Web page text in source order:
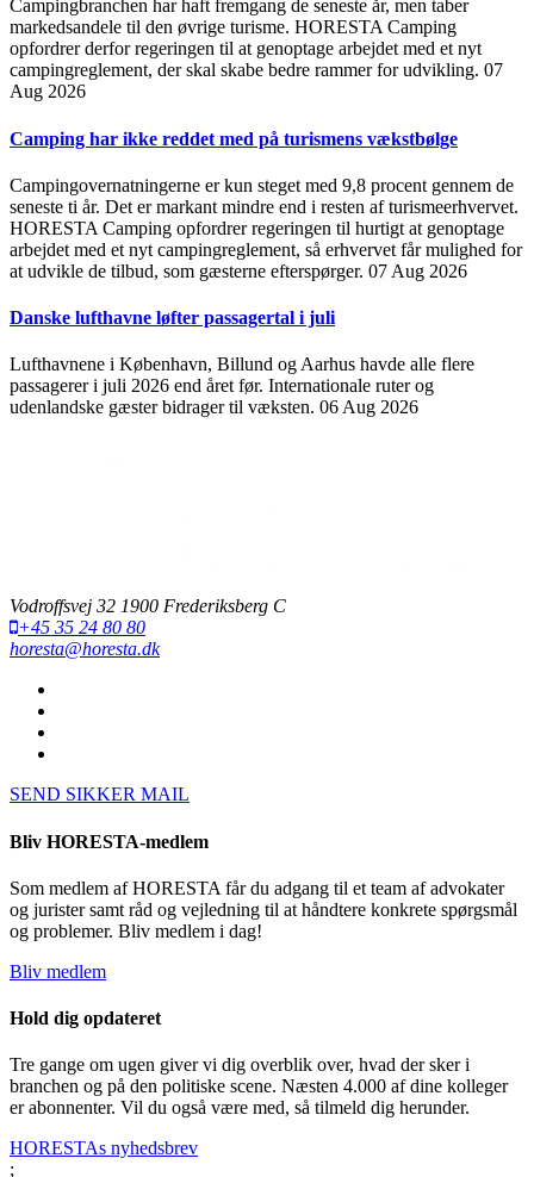
Campingbranchen har haft fremgang de seneste år, men taber
markedsandele til den øvrige turisme. HORESTA Camping
opfordrer derfor regeringen til at genoptage arbejdet med et nyt
campingreglement, der skal skabe bedre rammer for udvikling. 07
Aug 2026
Camping har ikke reddet med på turismens vækstbølge
Campingovernatningerne er kun steget med 9,8 procent gennem de
seneste ti år. Det er markant mindre end i resten af turismeerhvervet.
HORESTA Camping opfordrer regeringen til hurtigt at genoptage
arbejdet med et nyt campingreglement, så erhvervet får mulighed for
at udvikle de tilbud, som gæsterne efterspørger. 07 Aug 2026
Danske lufthavne løfter passagertal i juli
Lufthavnene i København, Billund og Aarhus havde alle flere
passagerer i juli 2026 end året før. Internationale ruter og
udenlandske gæster bidrager til væksten. 06 Aug 2026
Vodroffsvej 32 1900 Frederiksberg C
+45 35 24 80 80
horesta@horesta.dk
SEND SIKKER MAIL
Bliv HORESTA-medlem
Som medlem af HORESTA får du adgang til et team af advokater
og jurister samt råd og vejledning til at håndtere konkrete spørgsmål
og problemer. Bliv medlem i dag!
Bliv medlem
Hold dig opdateret
Tre gange om ugen giver vi dig overblik over, hvad der sker i
branchen og på den politiske scene. Næsten 4.000 af dine kolleger
er abonnenter. Vil du også være med, så tilmeld dig herunder.
HORESTAs nyhedsbrev
;